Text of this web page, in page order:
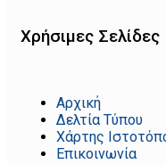
Χρήσιμες Σελίδες
Αρχική
Δελτία Τύπου
Χάρτης
Επικοινωνία